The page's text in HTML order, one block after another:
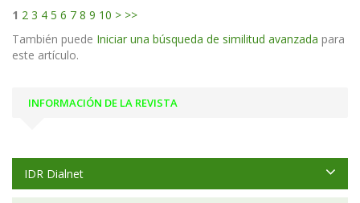
1 2 3 4 5 6 7 8 9 10 > >>
También puede Iniciar una búsqueda de similitud avanzada para
este artículo.
INFORMACIÓN DE LA REVISTA
IDR Dialnet